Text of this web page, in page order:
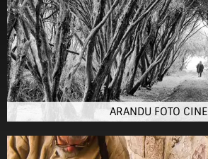
ARANDU FOTO CINE